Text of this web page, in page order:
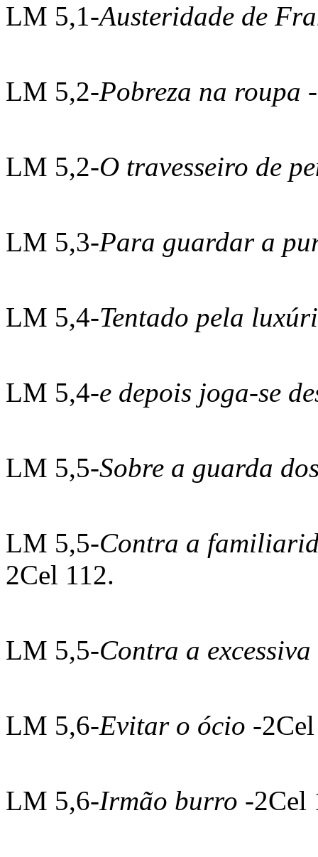
LM 5,1-Austeridade de
LM 5,2-Pobreza na roupa
LM 5,2-O travesseiro de
LM 5,3-Para guardar a
LM 5,4-Tentado pela
LM 5,4-e depois joga-se
LM 5,5-Sobre a guarda
LM 5,5-Contra a
2Cel 112.
LM 5,5-Contra a
LM 5,6-Evitar o ócio -
LM 5,6-Irmão burro -2Cel